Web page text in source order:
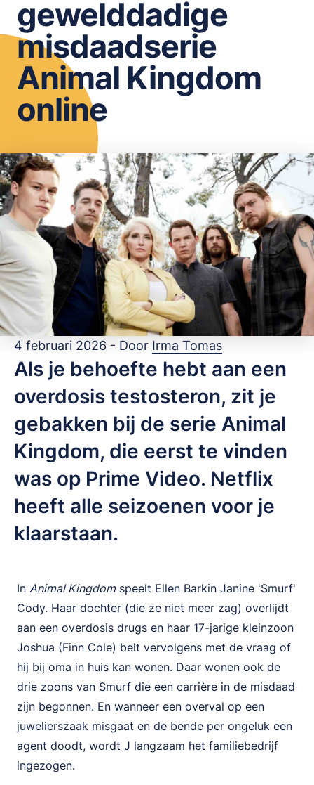
OPSLAAN
gewelddadige
misdaadserie
Animal Kingdom
online
4 februari 2026 - Door Irma Tomas
Als je behoefte hebt aan een
overdosis testosteron, zit je
gebakken bij de serie Animal
Kingdom, die eerst te vinden
was op Prime Video. Netflix
heeft alle seizoenen voor je
klaarstaan.
In Animal Kingdomspeelt Ellen Barkin Janine 'Smurf'
Cody. Haar dochter (die ze niet meer zag) overlijdt
aan een overdosis drugs en haar 17-jarige kleinzoon
Joshua (Finn Cole) belt vervolgens met de vraag of
hij bij oma in huis kan wonen. Daar wonen ook de
drie zoons van Smurf die een carrière in de misdaad
zijn begonnen. En wanneer een overval op een
juwelierszaak misgaat en de bende per ongeluk een
agent doodt, wordt J langzaam het familiebedrijf
ingezogen.